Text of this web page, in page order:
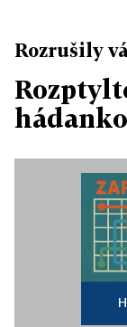
Rozrušily